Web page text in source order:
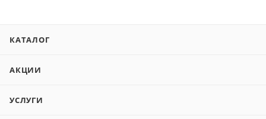
КАТАЛОГ
АКЦИИ
УСЛУГИ